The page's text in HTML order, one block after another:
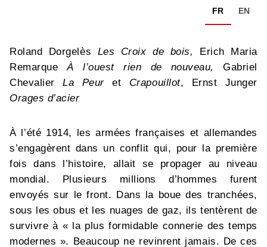
FR EN
Roland Dorgelès Les Croix de bois,
Erich Maria
RemarqueÀ l’ouest rien de nouveau,
Gabriel
ChevalierLa Peuret Crapouillot, Ernst Junger
Orages d’acier
À l’été 1914, les armées françaises et allemandes
s’engagèrent dans un conflit qui, pour la première
fois dans l’histoire, allait se propager au niveau
mondial. Plusieurs millions d’hommes furent
envoyés sur le front. Dans la boue des tranchées,
sous les obus et les nuages de gaz, ils tentèrent de
survivre à « la plus formidable connerie des temps
modernes ». Beaucoup ne revinrent jamais. De ces